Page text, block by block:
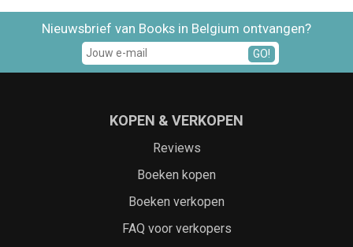
Nieuwsbrief van Books in Belgium ontvangen?
GO!
KOPEN & VERKOPEN
Reviews
Boeken kopen
Boeken verkopen
FAQ voor verkopers